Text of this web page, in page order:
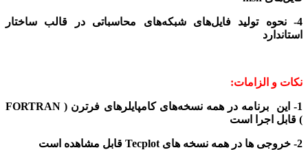
4- نحوه تولید فایل‌های شبکه‌های محاسباتی در قالب ساختار
استاندارد
نکات و الزامات:
1- این برنامه در همه نسخه‌های کامپایلرهای
فرترن ( FORTRAN
) قابل اجرا است
2- خروجی ها در همه نسخه های Tecplot قابل مشاهده است